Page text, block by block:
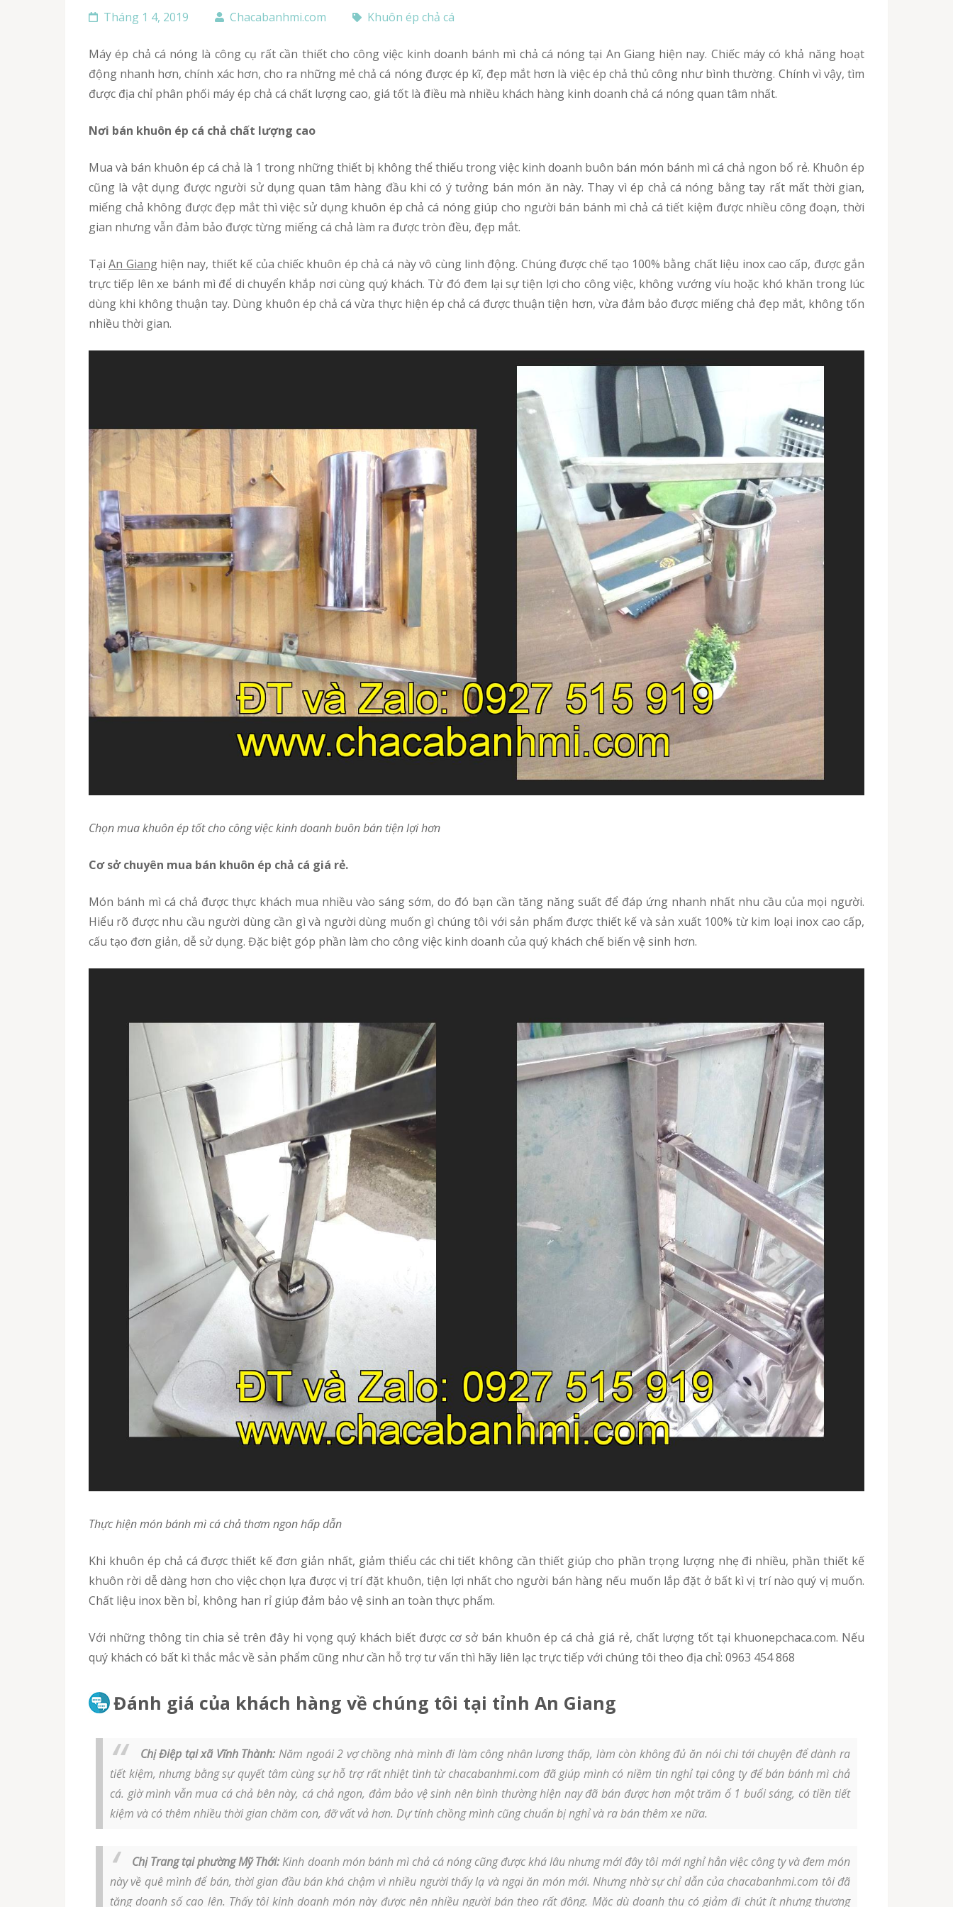
Tháng 1 4, 2019 Chacabanhmi.com Khuôn ép chả cá
Máy ép chả cá nóng là công cụ rất cần thiết cho công việc kinh doanh bánh mì chả cá nóng tại An Giang hiện nay. Chiếc máy có khả năng hoạt
động nhanh hơn, chính xác hơn, cho ra những mẻ chả cá nóng được ép kĩ, đẹp mắt hơn là việc ép chả thủ công như bình thường. Chính vì vậy, tìm
được địa chỉ phân phối máy ép chả cá chất lượng cao, giá tốt là điều mà nhiều khách hàng kinh doanh chả cá nóng quan tâm nhất.
Nơi bán khuôn ép cá chả chất lượng cao
Mua và bán khuôn ép cá chả là 1 trong những thiết bị không thể thiếu trong việc kinh doanh buôn bán món bánh mì cá chả ngon bổ rẻ. Khuôn ép
cũng là vật dụng được người sử dụng quan tâm hàng đầu khi có ý tưởng bán món ăn này. Thay vì ép chả cá nóng bằng tay rất mất thời gian,
miếng chả không được đẹp mắt thì việc sử dụng khuôn ép chả cá nóng giúp cho người bán bánh mì chả cá tiết kiệm được nhiều công đoạn, thời
gian nhưng vẫn đảm bảo được từng miếng cá chả làm ra được tròn đều, đẹp mắt.
TạiAn Gianghiện nay, thiết kế của chiếc khuôn ép chả cá này vô cùng linh động. Chúng được chế tạo 100% bằng chất liệu inox cao cấp, được gắn
trực tiếp lên xe bánh mì để di chuyển khắp nơi cùng quý khách. Từ đó đem lại sự tiện lợi cho công việc, không vướng víu hoặc khó khăn trong lúc
dùng khi không thuận tay. Dùng khuôn ép chả cá vừa thực hiện ép chả cá được thuận tiện hơn, vừa đảm bảo được miếng chả đẹp mắt, không tốn
nhiều thời gian.
Chọn mua khuôn ép tốt cho công việc kinh doanh buôn bán tiện lợi hơn
Cơ sở chuyên mua bán khuôn ép chả cá giá rẻ.
Món bánh mì cá chả được thực khách mua nhiều vào sáng sớm, do đó bạn cần tăng năng suất để đáp ứng nhanh nhất nhu cầu của mọi người.
Hiểu rõ được nhu cầu người dùng cần gì và người dùng muốn gì chúng tôi với sản phẩm được thiết kế và sản xuất 100% từ kim loại inox cao cấp,
cấu tạo đơn giản, dễ sử dụng. Đặc biệt góp phần làm cho công việc kinh doanh của quý khách chế biến vệ sinh hơn.
Thực hiện món bánh mì cá chả thơm ngon hấp dẫn
Khi khuôn ép chả cá được thiết kế đơn giản nhất, giảm thiểu các chi tiết không cần thiết giúp cho phần trọng lượng nhẹ đi nhiều, phần thiết kế
khuôn rời dễ dàng hơn cho việc chọn lựa được vị trí đặt khuôn, tiện lợi nhất cho người bán hàng nếu muốn lắp đặt ở bất kì vị trí nào quý vị muốn.
Chất liệu inox bền bỉ, không han rỉ giúp đảm bảo vệ sinh an toàn thực phẩm.
Với những thông tin chia sẻ trên đây hi vọng quý khách biết được cơ sở bán khuôn ép cá chả giá rẻ, chất lượng tốt tại khuonepchaca.com. Nếu
quý khách có bất kì thắc mắc về sản phẩm cũng như cần hỗ trợ tư vấn thì hãy liên lạc trực tiếp với chúng tôi theo địa chỉ: 0963 454 868
Đánh giá của khách hàng về chúng tôi tại tỉnh An Giang
Chị Điệp tại xã Vĩnh Thành: Năm ngoái 2 vợ chồng nhà mình đi làm công nhân lương thấp, làm còn không đủ ăn nói chi tới chuyện để dành ra
tiết kiệm, nhưng bằng sự quyết tâm cùng sự hỗ trợ rất nhiệt tình từ chacabanhmi.com đã giúp mình có niềm tin nghỉ tại công ty để bán bánh mì chả
cá. giờ mình vẫn mua cá chả bên này, cá chả ngon, đảm bảo vệ sinh nên bình thường hiện nay đã bán được hơn một trăm ổ 1 buổi sáng, có tiền tiết
kiệm và có thêm nhiều thời gian chăm con, đỡ vất vả hơn. Dự tính chồng mình cũng chuẩn bị nghỉ và ra bán thêm xe nữa.
Chị Trang tại phường Mỹ Thới:Kinh doanh món bánh mì chả cá nóng cũng được khá lâu nhưng mới đây tôi mới nghỉ hẳn việc công ty và đem món
này về quê mình để bán, thời gian đầu bán khá chậm vì nhiều người thấy lạ và ngại ăn món mới. Nhưng nhờ sự chỉ dẫn của chacabanhmi.com tôi đã
tăng doanh số cao lên. Thấy tôi kinh doanh món này được nên nhiều người bán theo rất đông. Mặc dù doanh thu có giảm đi chút ít nhưng thương